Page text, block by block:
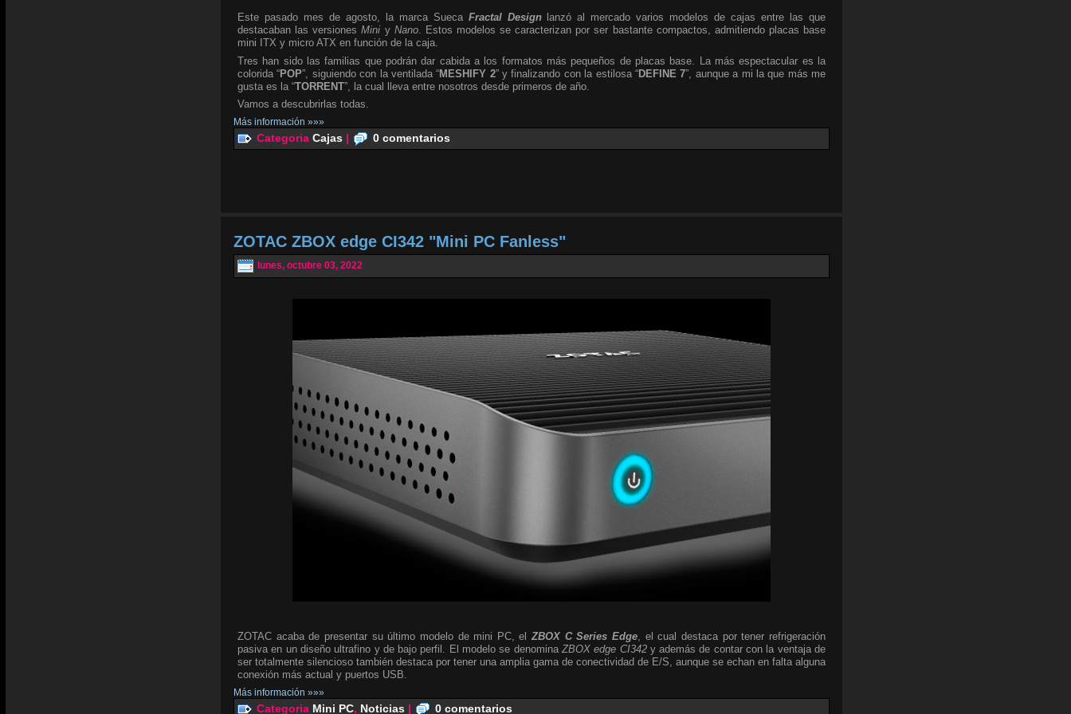
Este pasado mes de agosto, la marca Sueca Fractal Designlanzó al mercado varios modelos de cajas entre las que
destacaban las versionesMini y Nano. Estos modelos se caracterizan por ser bastante compactos, admitiendo placas base
mini ITX y micro ATX en función de la caja.
Tres han sido las familias que podrán dar cabida a los formatos más pequeños de placas base. La más espectacular es la
colorida “POP”, siguiendo con la ventilada “MESHIFY 2” y finalizando con la estilosa “DEFINE 7”, aunque a mi la que más me
gusta es la “TORRENT”, la cual lleva entre nosotros desde primeros de año.
Vamos a descubrirlas todas.
Más información »»»
Categoria Cajas | 0 comentarios
ZOTAC ZBOX edge CI342 "Mini PC Fanless"
lunes, octubre 03, 2022
ZOTAC acaba de presentar su último modelo de mini PC, elZBOX C Series Edge, el cual destaca por tener refrigeración
pasiva en un diseño ultrafino y de bajo perfil. El modelo se denomina ZBOX edge CI342y además de contar con la ventaja de
ser totalmente silencioso también destaca por tener una amplia gama de conectividad de E/S, aunque se echan en falta alguna
conexión más actual y puertos USB.
Más información »»»
Categoria Mini PC, Noticias | 0 comentarios